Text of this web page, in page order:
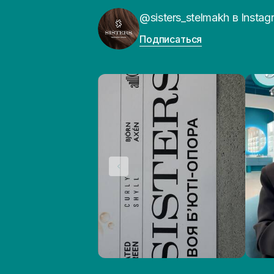
@sisters_stelmakh в
Подписаться